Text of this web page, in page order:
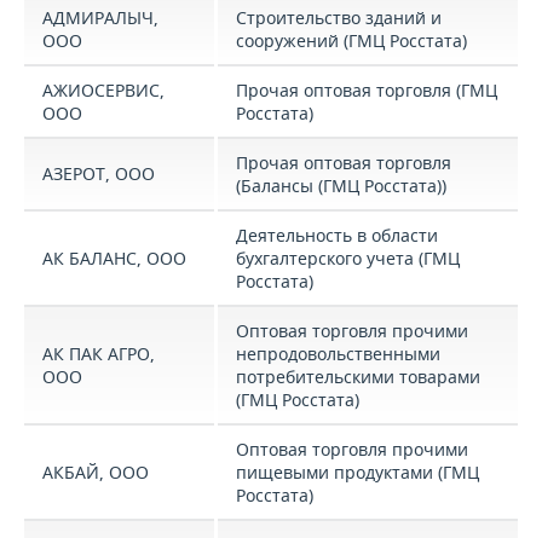
АДМИРАЛЫЧ,
ООО
Строительство зданий и
сооружений (ГМЦ Росстата)
АЖИОСЕРВИС,
ООО
Прочая оптовая торговля (ГМЦ
Росстата)
АЗЕРОТ, ООО
Прочая оптовая торговля
(Балансы (ГМЦ Росстата))
АК БАЛАНС, ООО
Деятельность в области
бухгалтерского учета (ГМЦ
Росстата)
АК ПАК АГРО,
ООО
Оптовая торговля прочими
непродовольственными
потребительскими товарами
(ГМЦ Росстата)
АКБАЙ, ООО
Оптовая торговля прочими
пищевыми продуктами (ГМЦ
Росстата)